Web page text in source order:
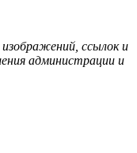
ссылок и
администрации и